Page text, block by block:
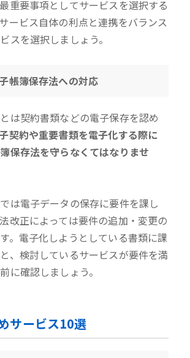
重要事項としてサービスを選択する
ービス自体の利点と連携をバランス
スを選択しましょう。
帳簿保存法への対応
は契約書類などの電子保存を認め
契約や重要書類を電子化する際に
保存法を守らなくてはなりませ
は電子データの保存に要件を課し
改正によっては要件の追加・変更の
。電子化しようとしている書類に課
、検討しているサービスが要件を満
に確認しましょう。
サービス10選